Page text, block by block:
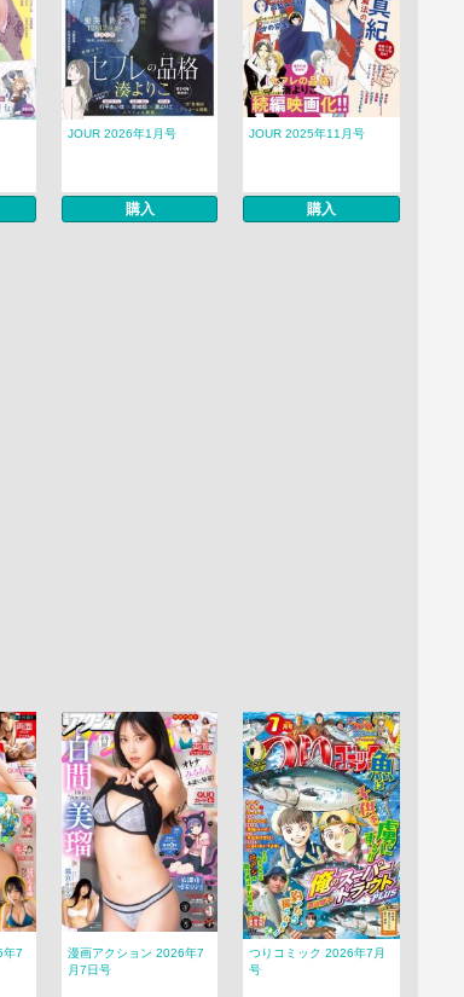
JOUR 2026年1月号
購入
JOUR 2025年11月号
購入
年7
漫画アクション 2026年7
月7日号
つりコミック 2026年7月
号